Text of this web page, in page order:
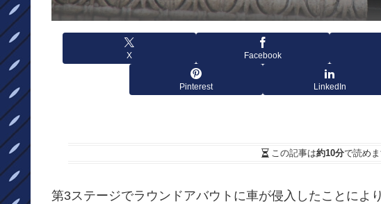
X Facebook
Pinterest LinkedIn
この記事は約10分で読めま
第3ステージでラウンドアバウトに車が侵入したことによ